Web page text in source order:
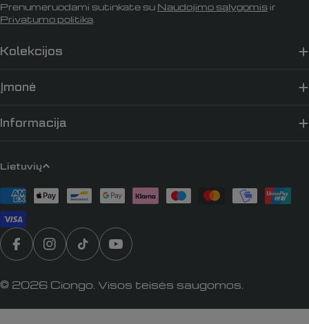
Kolekcijos
Įmonė
Informacija
Prenumeruodami sutinkate su Naudojimo sąlygomisir
Privatumo politika
K
a
l
b
a
Lietuvių
Apmokėjimo
būdai
Translation missing:
„Instagram“
„TikTok“„YouTube“
© 2026 Ciongo. Visos teisės saugomos.